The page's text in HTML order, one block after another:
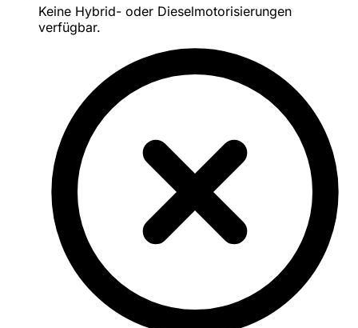
Keine Hybrid- oder Dieselmotorisierungen
verfügbar.